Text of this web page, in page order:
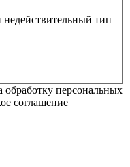
недействительный тип
обработку персональных
соглашение